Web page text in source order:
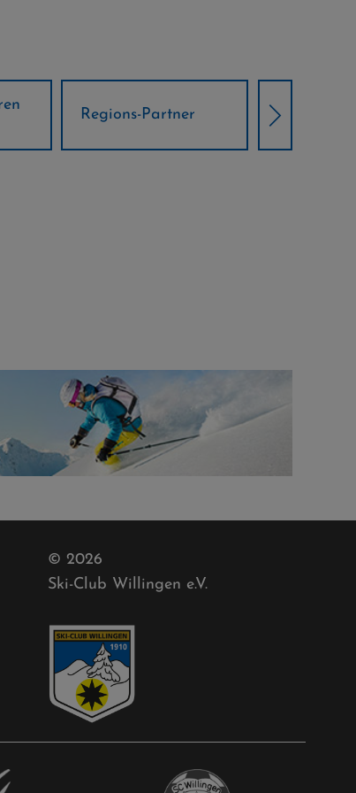
Örtliche Weltcup-
Partner
Klima
© 2026
Ski-Club Willingen e.V.